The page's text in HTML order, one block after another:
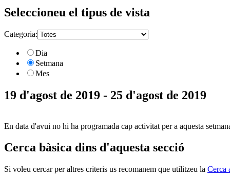
Seleccioneu el tipus de vista
Categoria:
Dia
Setmana
Mes
19 d'agost de 2019 - 25 d'agost de 2019
En data d'avui no hi ha programada cap activitat per a aquesta
Cerca bàsica dins d'aquesta secció
Si voleu cercar per altres criteris us recomanem que utilitzeu la Cerca